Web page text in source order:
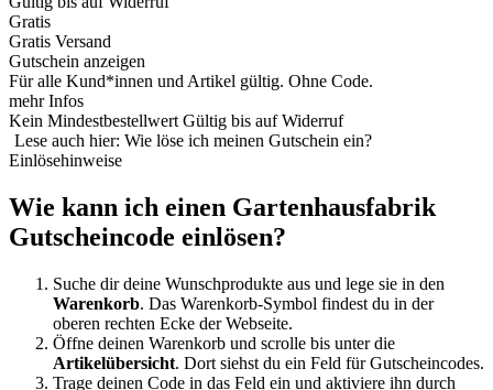
Gratis
Gratis Versand
Gutschein anzeigen
Für alle Kund*innen und Artikel gültig. Ohne Code.
mehr Infos
Kein Mindestbestellwert Gültig bis auf Widerruf
Lese auch hier: Wie löse ich meinen Gutschein ein?
Einlösehinweise
Wie kann ich einen Gartenhausfabrik
Gutscheincode einlösen?
Suche dir deine Wunschprodukte aus und lege sie in den
Warenkorb. Das Warenkorb-Symbol findest du in der
oberen rechten Ecke der Webseite.
Öffne deinen Warenkorb und scrolle bis unter die
Artikelübersicht. Dort siehst du ein Feld für Gutscheincodes.
Trage deinen Code in das Feld ein und aktiviere ihn durch